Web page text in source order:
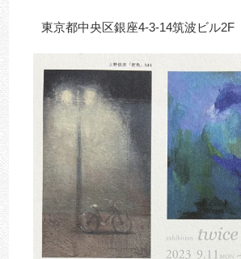
東京都中央区銀座4-3-14筑波ビル2F